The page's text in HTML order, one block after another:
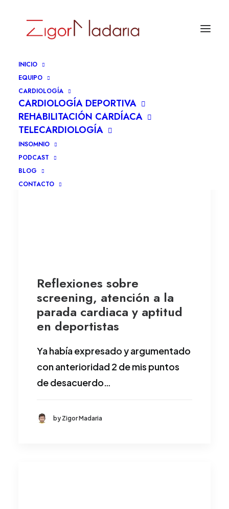
INICIO
EQUIPO
CARDIOLOGÍA
CARDIOLOGÍA DEPORTIVA
REHABILITACIÓN CARDÍACA
TELECARDIOLOGÍA
INSOMNIO
PODCAST
BLOG
CONTACTO
Reflexiones sobre
screening, atención a la
parada cardiaca y aptitud
en deportistas
Ya había expresado y argumentado
con anterioridad 2 de mis puntos
de desacuerdo…
by Zigor Madaria